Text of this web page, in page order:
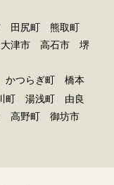
田尻町 熊取町
津市 高石市 堺
かつらぎ町 橋本
町 湯浅町 由良
高野町 御坊市